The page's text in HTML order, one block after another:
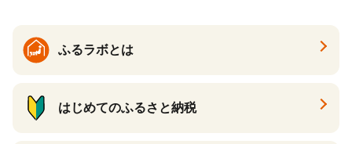
ふるラボとは
はじめてのふるさと納税